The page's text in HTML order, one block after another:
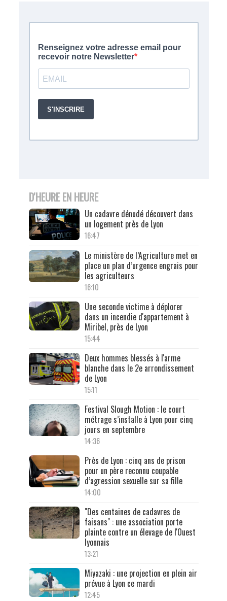
D'HEURE EN HEURE
Un cadavre dénudé découvert dans
un logement près de Lyon
16:47
Le ministère de l’Agriculture met en
place un plan d’urgence engrais pour
les agriculteurs
16:10
Une seconde victime à déplorer
dans un incendie d'appartement à
Miribel, près de Lyon
15:44
Deux hommes blessés à l'arme
blanche dans le 2e arrondissement
de Lyon
15:11
Festival Slough Motion : le court
métrage s’installe à Lyon pour cinq
jours en septembre
14:36
Près de Lyon : cinq ans de prison
pour un père reconnu coupable
d’agression sexuelle sur sa fille
14:00
"Des centaines de cadavres de
faisans" : une association porte
plainte contre un élevage de l'Ouest
lyonnais
13:21
Miyazaki : une projection en plein air
prévue à Lyon ce mardi
12:45